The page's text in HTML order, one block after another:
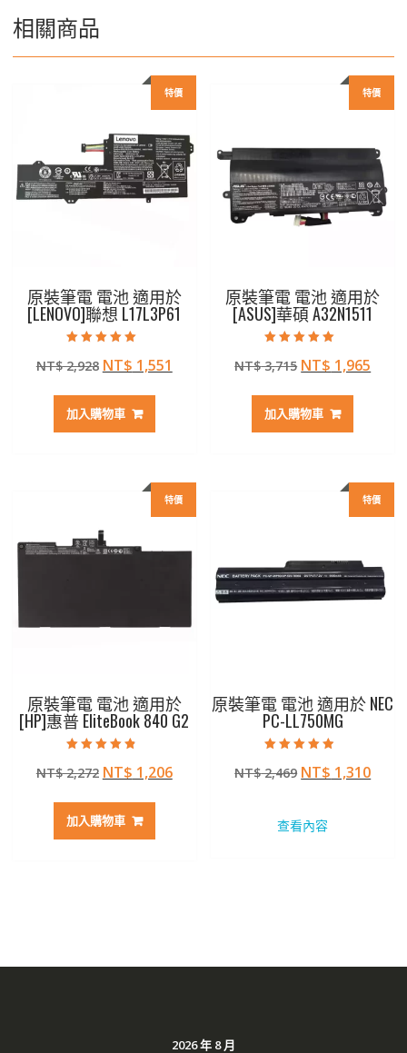
相關商品
特價
原裝筆電 電池 適用於
[LENOVO]聯想 L17L3P61
5.00
滿分 5
NT$2,928 原
價
格：
NT$ 1,551
加入購物車
特價
原裝筆電 電池 適用於
[ASUS]華碩 A32N1511
5.00
滿分 5
NT$3,715 原
價
格：
NT$ 1,965
加入購物車
特價
原裝筆電 電池 適用於
[HP]惠普 EliteBook 840 G2
4.50
滿分 5
NT$2,272 原
價
格：
NT$ 1,206目
加入購物車
特價
原裝筆電 電池 適用於 NEC
PC-LL750MG
4.50
滿分 5
NT$2,469 原
格：
NT$ 1,310目
查看內容
2026 年 8 月